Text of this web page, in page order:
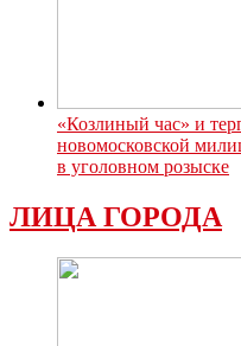
«Козлиный час» и
новомосковской
в уголовном розыске
ЛИЦА ГОРОДА